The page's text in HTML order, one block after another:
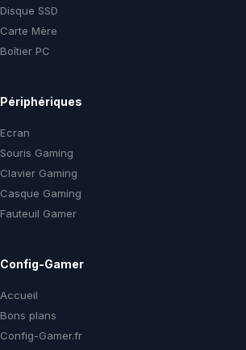
Disque SSD
Carte Mère
Boîtier PC
Périphériques
Ecran
Souris Gaming
Clavier Gaming
Casque Gaming
Fauteuil Gamer
Config-Gamer
Accueil
Bons plans
Config-Gamer.fr